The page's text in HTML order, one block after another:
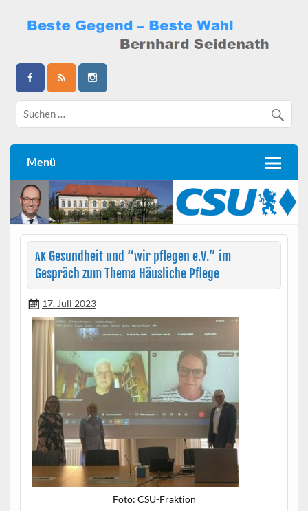
content
Bernhard Seidenath
Menü
AKGesundheit und “wir pflegen e.V.” im
Gespräch zum Thema Häusliche Pflege
17. Juli 2023
Foto: CSU-Frak­tion